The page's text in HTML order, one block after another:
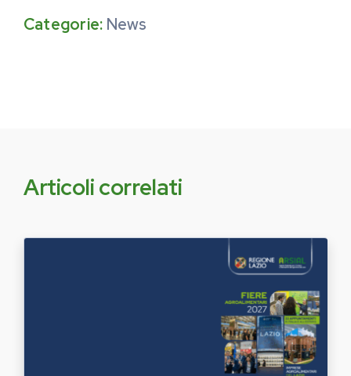
Categorie: News
Articoli correlati